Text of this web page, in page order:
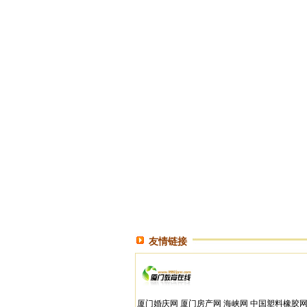
友情链接
厦门婚庆网 厦门房产网 海峡网 中国塑料橡胶网